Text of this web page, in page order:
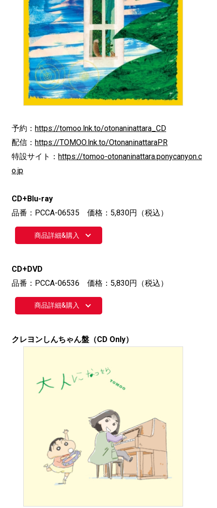
予約： https://tomoo.lnk.to/otonaninattara_CD
配信： https://TOMOO.lnk.to/OtonaninattaraPR
特設サイト： https://tomoo-otonaninattara.ponycanyon.c
o.jp
CD+Blu-ray
品番：PCCA-06535 価格：5,830円（税込）
商品詳細&購入
CD+DVD
品番：PCCA-06536 価格：5,830円（税込）
商品詳細&購入
クレヨンしんちゃん盤（CD Only）